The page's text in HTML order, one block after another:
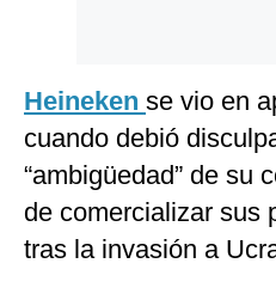
Heineken se vio en
cuando debió
“ambigüedad” de su
de comercializar sus
tras la invasión a